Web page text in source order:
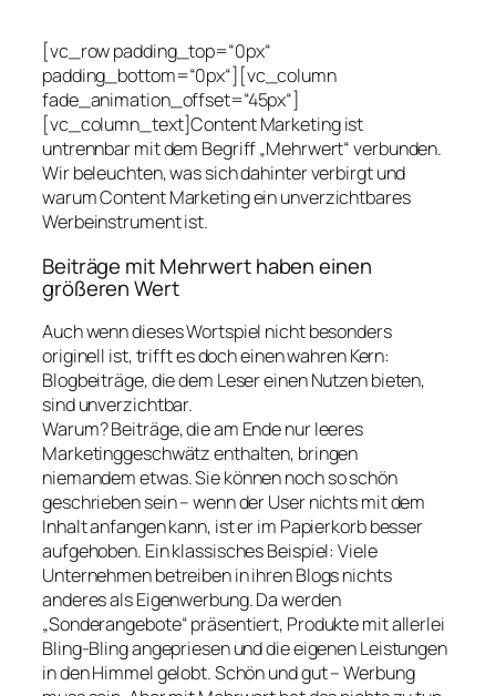
[vc_row padding_top=“0px“
padding_bottom=“0px“][vc_column
fade_animation_offset=“45px“]
[vc_column_text]Content Marketing ist
untrennbar mit dem Begriff „Mehrwert“ verbunden.
Wir beleuchten, was sich dahinter verbirgt und
warum Content Marketing ein unverzichtbares
Werbeinstrument ist.
Beiträge mit Mehrwert haben einen
größeren Wert
Auch wenn dieses Wortspiel nicht besonders
originell ist, trifft es doch einen wahren Kern:
Blogbeiträge, die dem Leser einen Nutzen bieten,
sind unverzichtbar.
Warum? Beiträge, die am Ende nur leeres
Marketinggeschwätz enthalten, bringen
niemandem etwas. Sie können noch so schön
geschrieben sein – wenn der User nichts mit dem
Inhalt anfangen kann, ist er im Papierkorb besser
aufgehoben. Ein klassisches Beispiel: Viele
Unternehmen betreiben in ihren Blogs nichts
anderes als Eigenwerbung. Da werden
„Sonderangebote“ präsentiert, Produkte mit allerlei
Bling-Bling angepriesen und die eigenen Leistungen
in den Himmel gelobt. Schön und gut – Werbung